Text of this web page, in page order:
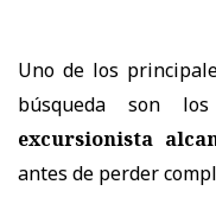
Uno de los
búsqueda son
excursionista
antes de perder